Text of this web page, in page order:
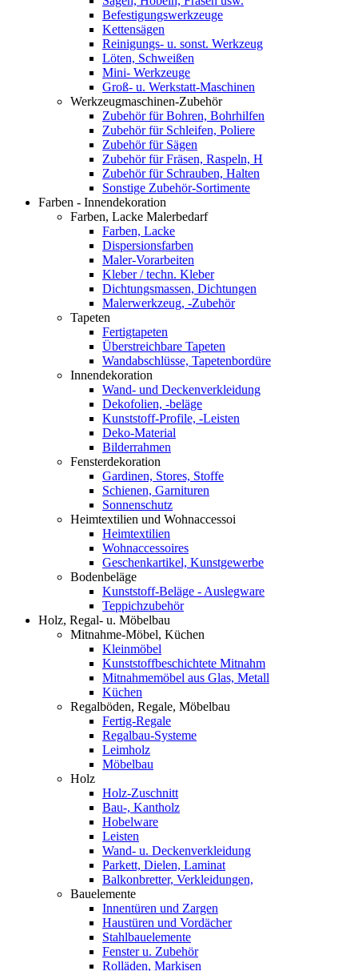
Befestigungswerkzeuge
Kettensägen
Reinigungs- u. sonst. Werkzeug
Löten, Schweißen
Mini- Werkzeuge
Groß- u. Werkstatt-Maschinen
Werkzeugmaschinen-Zubehör
Zubehör für Bohren, Bohrhilfen
Zubehör für Schleifen, Poliere
Zubehör für Sägen
Zubehör für Fräsen, Raspeln, H
Zubehör für Schrauben, Halten
Sonstige Zubehör-Sortimente
Farben - Innendekoration
Farben, Lacke Malerbedarf
Farben, Lacke
Dispersionsfarben
Maler-Vorarbeiten
Kleber / techn. Kleber
Dichtungsmassen, Dichtungen
Malerwerkzeug, -Zubehör
Tapeten
Fertigtapeten
Überstreichbare Tapeten
Wandabschlüsse, Tapetenbordüre
Innendekoration
Wand- und Deckenverkleidung
Dekofolien, -beläge
Kunststoff-Profile, -Leisten
Deko-Material
Bilderrahmen
Fensterdekoration
Gardinen, Stores, Stoffe
Schienen, Garnituren
Sonnenschutz
Heimtextilien und Wohnaccessoi
Heimtextilien
Wohnaccessoires
Geschenkartikel, Kunstgewerbe
Bodenbeläge
Kunststoff-Beläge - Auslegware
Teppichzubehör
Holz, Regal- u. Möbelbau
Mitnahme-Möbel, Küchen
Kleinmöbel
Kunststoffbeschichtete Mitnahm
Mitnahmemöbel aus Glas, Metall
Küchen
Regalböden, Regale, Möbelbau
Fertig-Regale
Regalbau-Systeme
Leimholz
Möbelbau
Holz
Holz-Zuschnitt
Bau-, Kantholz
Hobelware
Leisten
Wand- u. Deckenverkleidung
Parkett, Dielen, Laminat
Balkonbretter, Verkleidungen,
Bauelemente
Innentüren und Zargen
Haustüren und Vordächer
Stahlbauelemente
Fenster u. Zubehör
Rolläden, Markisen